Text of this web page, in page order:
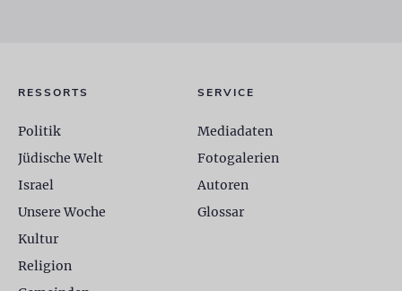
RESSORTS
Politik
Jüdische Welt
Israel
Unsere Woche
Kultur
Religion
SERVICE
Mediadaten
Fotogalerien
Autoren
Glossar